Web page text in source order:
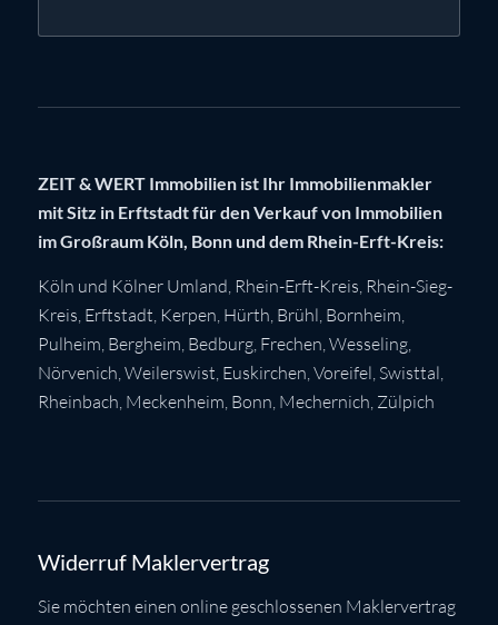
ZEIT & WERT Immobilien ist Ihr Immobilienmakler
mit Sitz in Erftstadt für den Verkauf von Immobilien
im Großraum Köln, Bonn und dem Rhein-Erft-Kreis:
Köln und Kölner Umland, Rhein-Erft-Kreis Rhein-Sieg-
Kreis Erftstadt Kerpen Hürth Brühl Bornheim
Pulheim Bergheim Bedburg, Frechen Wesseling,
Nörvenich Weilerswist Euskirchen , Voreifel, Swisttal
Rheinbach Meckenheim Bonn Mechernich Zülpich
Widerruf Maklervertrag
Sie möchten einen online geschlossenen Maklervertrag